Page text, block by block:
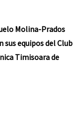
Molina-Prados
sus equipos del Club
Timisoara de